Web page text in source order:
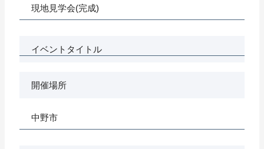
現地見学会(完成)
イベントタイトル
開催場所
中野市